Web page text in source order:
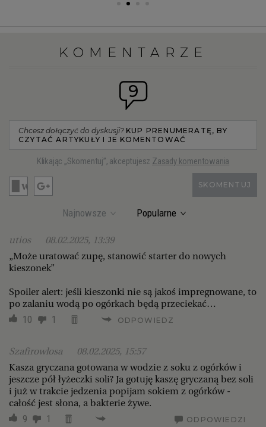
KOMENTARZE
9
Chcesz dołączyć do dyskusji? KUP PRENUMERATĘ, BY
CZYTAĆ ARTYKUŁY I JE KOMENTOWAĆ
Klikając „Skomentuj”, akceptujesz Zasady komentowania
SKOMENTUJ
Najnowsze Popularne
utios
08.02.2025, 13:39
„Może uratować zupę, stanowić starter do nowych
kieszonek”
Spoiler alert: jeśli kieszonki nie są jakoś impregnowane, to
po zalaniu wodą po ogórkach będą przeciekać…
10 1 ODPOWIEDZ
Szafirowlosa
08.02.2025, 15:57
Kasza gryczana gotowana w wodzie z soku z ogórków i
jeszcze pół łyżeczki soli? Ja gotuję kaszę gryczaną bez soli
i już w trakcie jedzenia popijam sokiem z ogórków -
całość jest słona, a bakterie żywe.
9 1
ODPOWIEDZI